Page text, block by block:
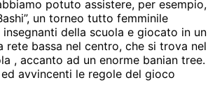
potuto assistere, per esempio,
un torneo tutto femminile
della scuola e giocato in un
rete bassa nel centro, che si trova nel
, accanto ad un enorme banian tree.
avvincenti le regole del gioco